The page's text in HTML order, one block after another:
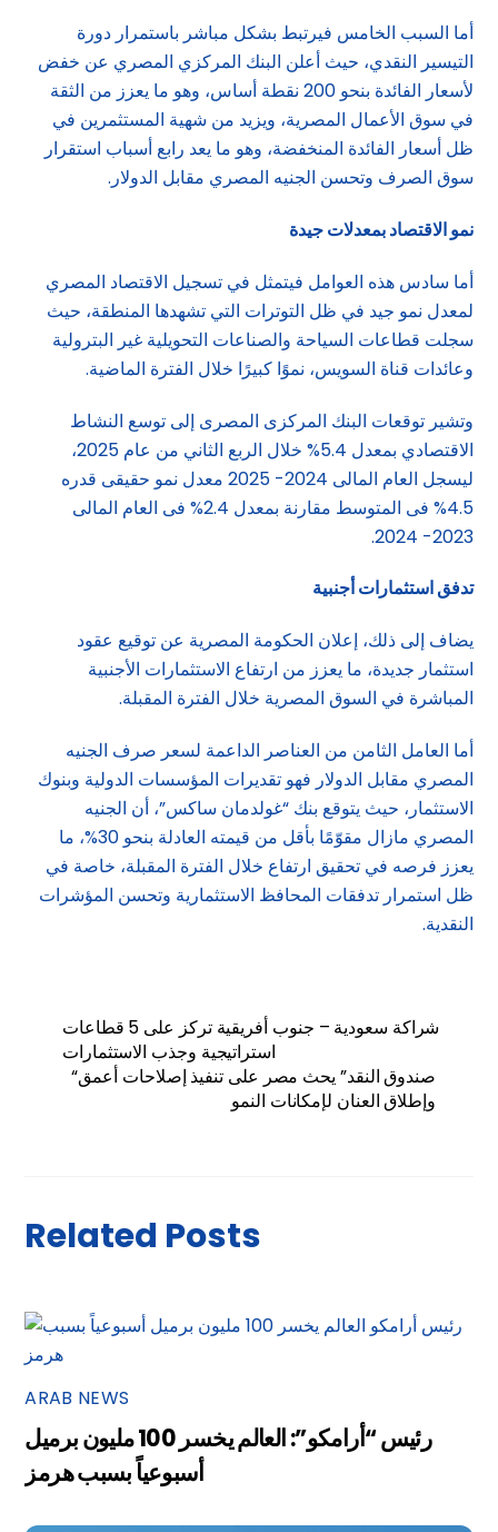
أما السبب الخامس فيرتبط بشكل مباشر باستمرار دورة
التيسير النقدي، حيث أعلن البنك المركزي المصري عن خفض
لأسعار الفائدة بنحو 200 نقطة أساس، وهو ما يعزز من الثقة
في سوق الأعمال المصرية، ويزيد من شهية المستثمرين في
ظل أسعار الفائدة المنخفضة، وهو ما يعد رابع أسباب استقرار
سوق الصرف وتحسن الجنيه المصري مقابل الدولار.
نمو الاقتصاد بمعدلات جيدة
أما سادس هذه العوامل فيتمثل في تسجيل الاقتصاد المصري
لمعدل نمو جيد في ظل التوترات التي تشهدها المنطقة، حيث
سجلت قطاعات السياحة والصناعات التحويلية غير البترولية
وعائدات قناة السويس، نموًا كبيرًا خلال الفترة الماضية.
وتشير توقعات البنك المركزى المصرى إلى توسع النشاط
الاقتصادي بمعدل 5.4% خلال الربع الثاني من عام 2025،
ليسجل العام المالى 2024- 2025 معدل نمو حقيقى قدره
4.5% فى المتوسط مقارنة بمعدل 2.4% فى العام المالى
2023- 2024.
تدفق استثمارات أجنبية
يضاف إلى ذلك، إعلان الحكومة المصرية عن توقيع عقود
استثمار جديدة، ما يعزز من ارتفاع الاستثمارات الأجنبية
المباشرة في السوق المصرية خلال الفترة المقبلة.
أما العامل الثامن من العناصر الداعمة لسعر صرف الجنيه
المصري مقابل الدولار فهو تقديرات المؤسسات الدولية وبنوك
الاستثمار، حيث يتوقع بنك “غولدمان ساكس”، أن الجنيه
المصري مازال مقوّمًا بأقل من قيمته العادلة بنحو 30%، ما
يعزز فرصه في تحقيق ارتفاع خلال الفترة المقبلة، خاصة في
ظل استمرار تدفقات المحافظ الاستثمارية وتحسن المؤشرات
النقدية.
شراكة سعودية – جنوب أفريقية تركز على 5 قطاعات
استراتيجية وجذب الاستثمارات
“صندوق النقد” يحث مصر على تنفيذ إصلاحات أعمق
وإطلاق العنان لإمكانات النمو
Related Posts
ARAB NEWS
رئيس “أرامكو”: العالم يخسر 100 مليون برميل
أسبوعياً بسبب هرمز